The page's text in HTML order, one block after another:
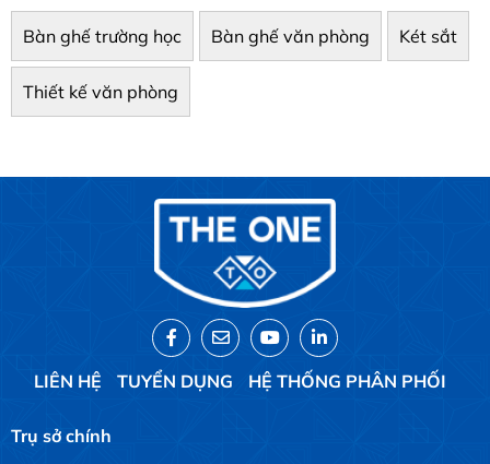
Bàn ghế trường học Bàn ghế văn phòng Két sắt
Thiết kế văn phòng
LIÊN HỆ TUYỂN DỤNG HỆ THỐNG PHÂN PHỐI
Trụ sở chính